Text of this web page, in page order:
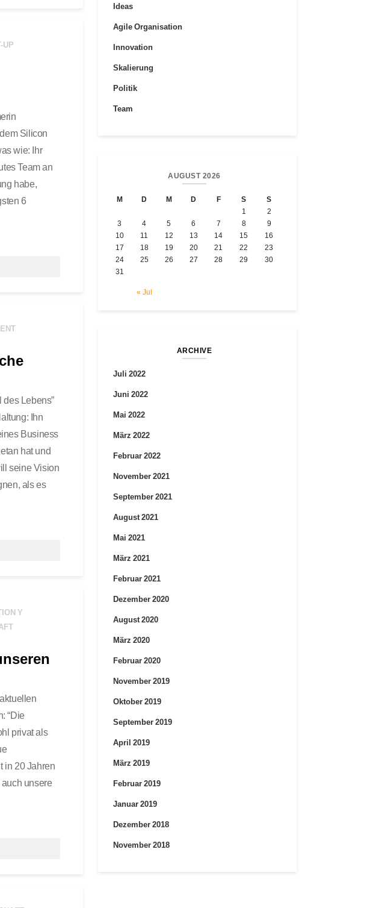
UP
Silicon
wie: Ihr
Team an
habe,
6
Lebens”
Ihn
Business
hat und
seine Vision
als es
Y
“Die
privat als
in 20 Jahren
unsere
Ideas
Agile Organisation
Innovation
Skalierung
Politik
Team
AUGUST 2026
M D M D F S S
« Jul
1
2
3
4 5 6 7 8
9
10
11 12 13 14 15
16
17
18 19 20 21 22
23
24
25 26 27 28 29
30
31
ARCHIVE
Juli 2022
Juni 2022
Mai 2022
März 2022
Februar 2022
November 2021
September 2021
August 2021
Mai 2021
März 2021
Februar 2021
Dezember 2020
August 2020
März 2020
Februar 2020
November 2019
Oktober 2019
September 2019
April 2019
März 2019
Februar 2019
Januar 2019
Dezember 2018
November 2018